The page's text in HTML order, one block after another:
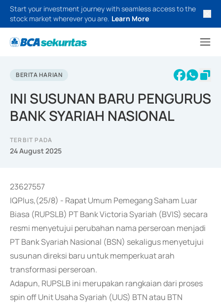
Start your investment journey with seamless access to the
stock market wherever you are. Learn More
BERITA HARIAN
INI SUSUNAN BARU PENGURUS
BANK SYARIAH NASIONAL
TERBIT PADA
24 August 2025
23627557
IQPlus,(25/8) - Rapat Umum Pemegang Saham Luar
Biasa (RUPSLB) PT Bank Victoria Syariah (BVIS) secara
resmi menyetujui perubahan nama perseroan menjadi
PT Bank Syariah Nasional (BSN) sekaligus menyetujui
susunan direksi baru untuk memperkuat arah
transformasi perseroan.
Adapun, RUPSLB ini merupakan rangkaian dari proses
spin off Unit Usaha Syariah (UUS) BTN atau BTN